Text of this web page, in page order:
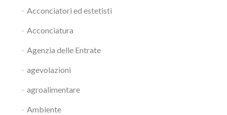
Acconciatori ed estetisti
Acconciatura
Agenzia delle Entrate
agevolazioni
agroalimentare
Ambiente